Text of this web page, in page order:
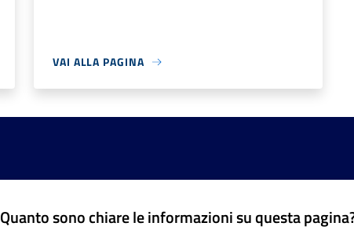
VAI ALLA PAGINA
Quanto sono chiare le informazioni su questa